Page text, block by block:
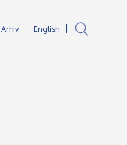
Arhiv English